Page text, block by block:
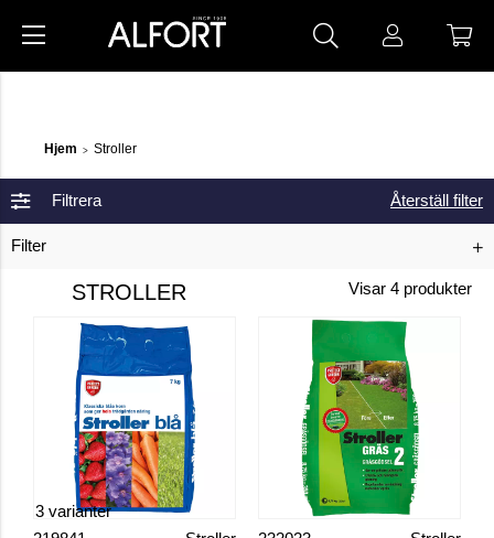
Hjem > Stroller
Filtrera
Filter
Återställ filter
STROLLER Visar 4 produkter
3 varianter